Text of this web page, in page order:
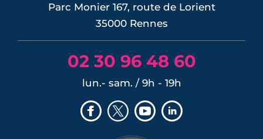
Parc Monier 167, route de Lorient
35000 Rennes
02 30 96 48 60
lun.- sam. / 9h - 19h